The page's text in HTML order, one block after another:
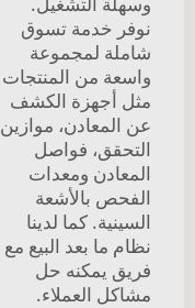
نوفر خدمة تسوق
شاملة لمجموعة
واسعة من المنتجات
مثل أجهزة الكشف
عن المعادن، موازين
التحقق، فواصل
المعادن ومعدات
الفحص بالأشعة
السينية. كما لدينا
نظام ما بعد البيع مع
فريق يمكنه حل
مشاكل العملاء.